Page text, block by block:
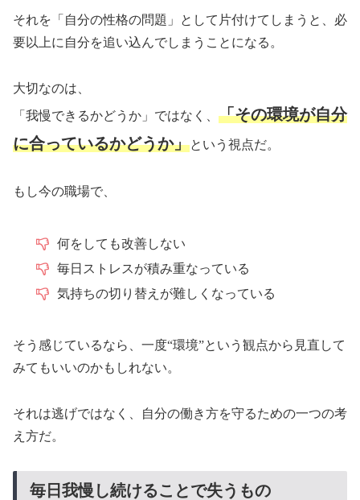
それを「自分の性格の問題」として片付けてしまうと、必
要以上に自分を追い込んでしまうことになる。
大切なのは、
「我慢できるかどうか」ではなく、 「その環境が自分
に合っているかどうか」という視点だ。
もし今の職場で、
何をしても改善しない
毎日ストレスが積み重なっている
気持ちの切り替えが難しくなっている
そう感じているなら、一度“環境”という観点から見直して
みてもいいのかもしれない。
それは逃げではなく、自分の働き方を守るための一つの考
え方だ。
毎日我慢し続けることで失うもの